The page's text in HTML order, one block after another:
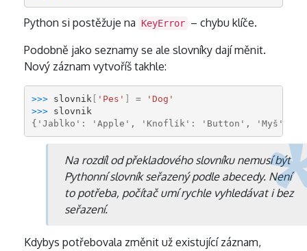
Python si postěžuje na KeyError – chybu klíče.
Podobně jako seznamy se ale slovníky dají měnit.
Nový záznam vytvoříš takhle:
>>> slovnik [ 'Pes' ] =
'Dog'
>>> slovnik
{'Jablko': 'Apple', 'Knoflík': 'Button', 'Myš':
Na rozdíl od překladového slovníku nemusí být
Pythonní slovník seřazený podle abecedy. Není
to potřeba, počítač umí rychle vyhledávat i bez
seřazení.
Kdybys potřebovala změnit už existující záznam,